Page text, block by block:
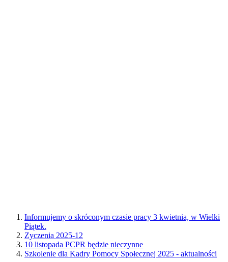
Informujemy o skróconym czasie pracy 3 kwietnia, w Wielki
Piątek.
Zyczenia 2025-12
10 listopada PCPR będzie nieczynne
Szkolenie dla Kadry Pomocy Społecznej 2025 - aktualności